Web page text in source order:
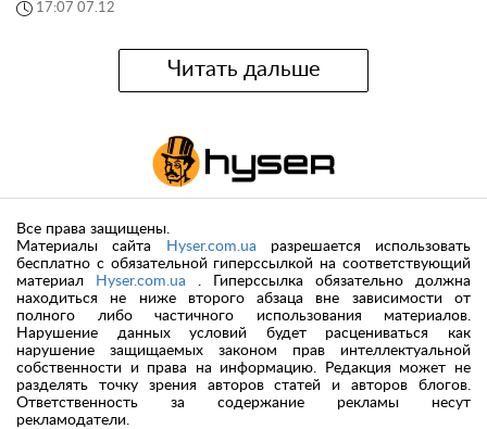
17:07 07.12
Читать дальше
Все права защищены.
Материалы сайта
Hyser.com.ua разрешается использовать
бесплатно с обязательной гиперссылкой на соответствующий
материал
Hyser.com.ua . Гиперссылка обязательно должна
находиться не ниже второго абзаца вне зависимости от
полного либо частичного использования материалов.
Нарушение данных условий будет расцениваться как
нарушение защищаемых законом прав интеллектуальной
собственности и права на информацию. Редакция может не
разделять точку зрения авторов статей и авторов блогов.
Ответственность за содержание рекламы несут
рекламодатели.